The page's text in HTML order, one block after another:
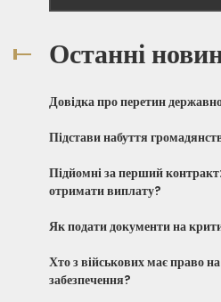
Останні
Довідка про перетин
Підстави набуття
Підйомні за перший
отримати виплату?
Як подати документи на
Хто з військових має право
забезпечення?